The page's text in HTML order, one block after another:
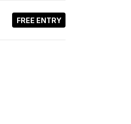
FREE ENTRY